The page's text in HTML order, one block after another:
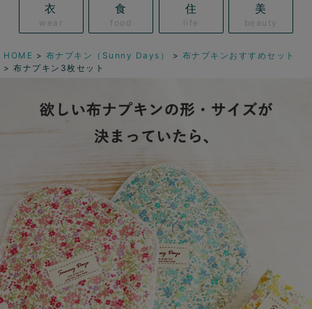
衣
wear
食
food
住
life
美
beauty
HOME 布ナプキン（Sunny Days）
布ナプキンおすすめセット
布ナプキン3枚セット